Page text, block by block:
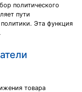
политического
пути
Эта функция
товара